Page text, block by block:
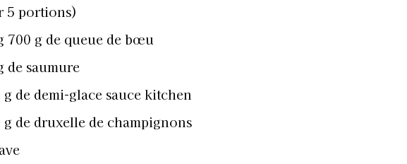
5 portions)
700 g de queue de bœu
de saumure
g de demi-glace sauce kitchen
g de druxelle de champignons